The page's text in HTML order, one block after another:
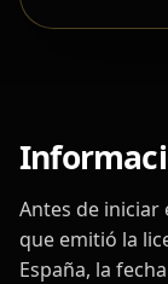
Antes de iniciar
que emitió la
España, la